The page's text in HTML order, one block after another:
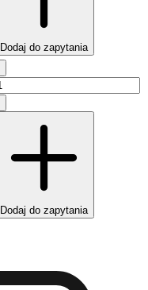
Dodaj do zapytania
Dodaj do zapytania